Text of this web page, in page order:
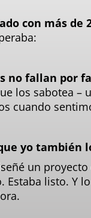
con más de
no fallan por
los sabotea –
cuando
yo también
un
Estaba listo. Y